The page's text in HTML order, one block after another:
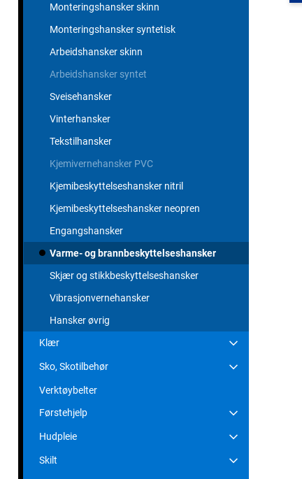
Monteringshansker skinn
Monteringshansker syntetisk
Arbeidshansker skinn
Arbeidshansker syntet
Sveisehansker
Vinterhansker
Tekstilhansker
Kjemivernehansker PVC
Kjemibeskyttelseshansker nitril
Kjemibeskyttelseshansker neopren
Engangshansker
Varme- og brannbeskyttelseshansker
Skjær og stikkbeskyttelseshansker
Vibrasjonvernehansker
Hansker øvrig
Klær
Sko, Skotilbehør
Verktøybelter
Førstehjelp
Hudpleie
Skilt